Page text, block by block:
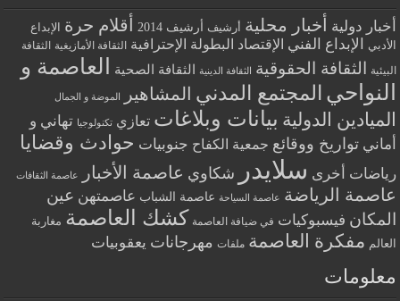
أخبار دولية أخبار محلية أرشيف أرشيف 2014 أقلام حرة
الإبداع
الأدبي
الإبداع الفني الإقتصاد البطولة الإحترافية الثقافة الأمازيغية الثقافة
البيئية الثقافة الحقوقية الثقافة الدينية الثقافة الصحية
العاصمة و
النواحي المجتمع المدني المشاهير الموضة و الجمال
الميادين الدولية بيانات وبلاغات تعازي تكنولوجيا تهاني و
أماني تواريخ ووقائع جمعية الكفاح جنوبيات حوادث وقضايا
رياضات أخرى سلايدر شكاوي عاصمة الأخبار عاصمة الثقافات
عاصمة الرياضة عاصمة السياحة عاصمة الشباب عاصمتهن عين
المكان فيسبوكيات في ضيافة العاصمة كشك العاصمة مغاربة
العالم مفكرة العاصمة ملفات مهرجانات يعقوبيات
معلومات